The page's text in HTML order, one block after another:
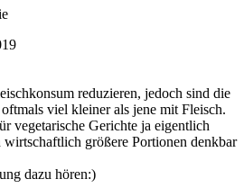
reduzieren, jedoch sind die
viel kleiner als jene mit Fleisch.
vegetarische Gerichte ja eigentlich
wirtschaftlich größere Portionen denkbar
dazu hören:)